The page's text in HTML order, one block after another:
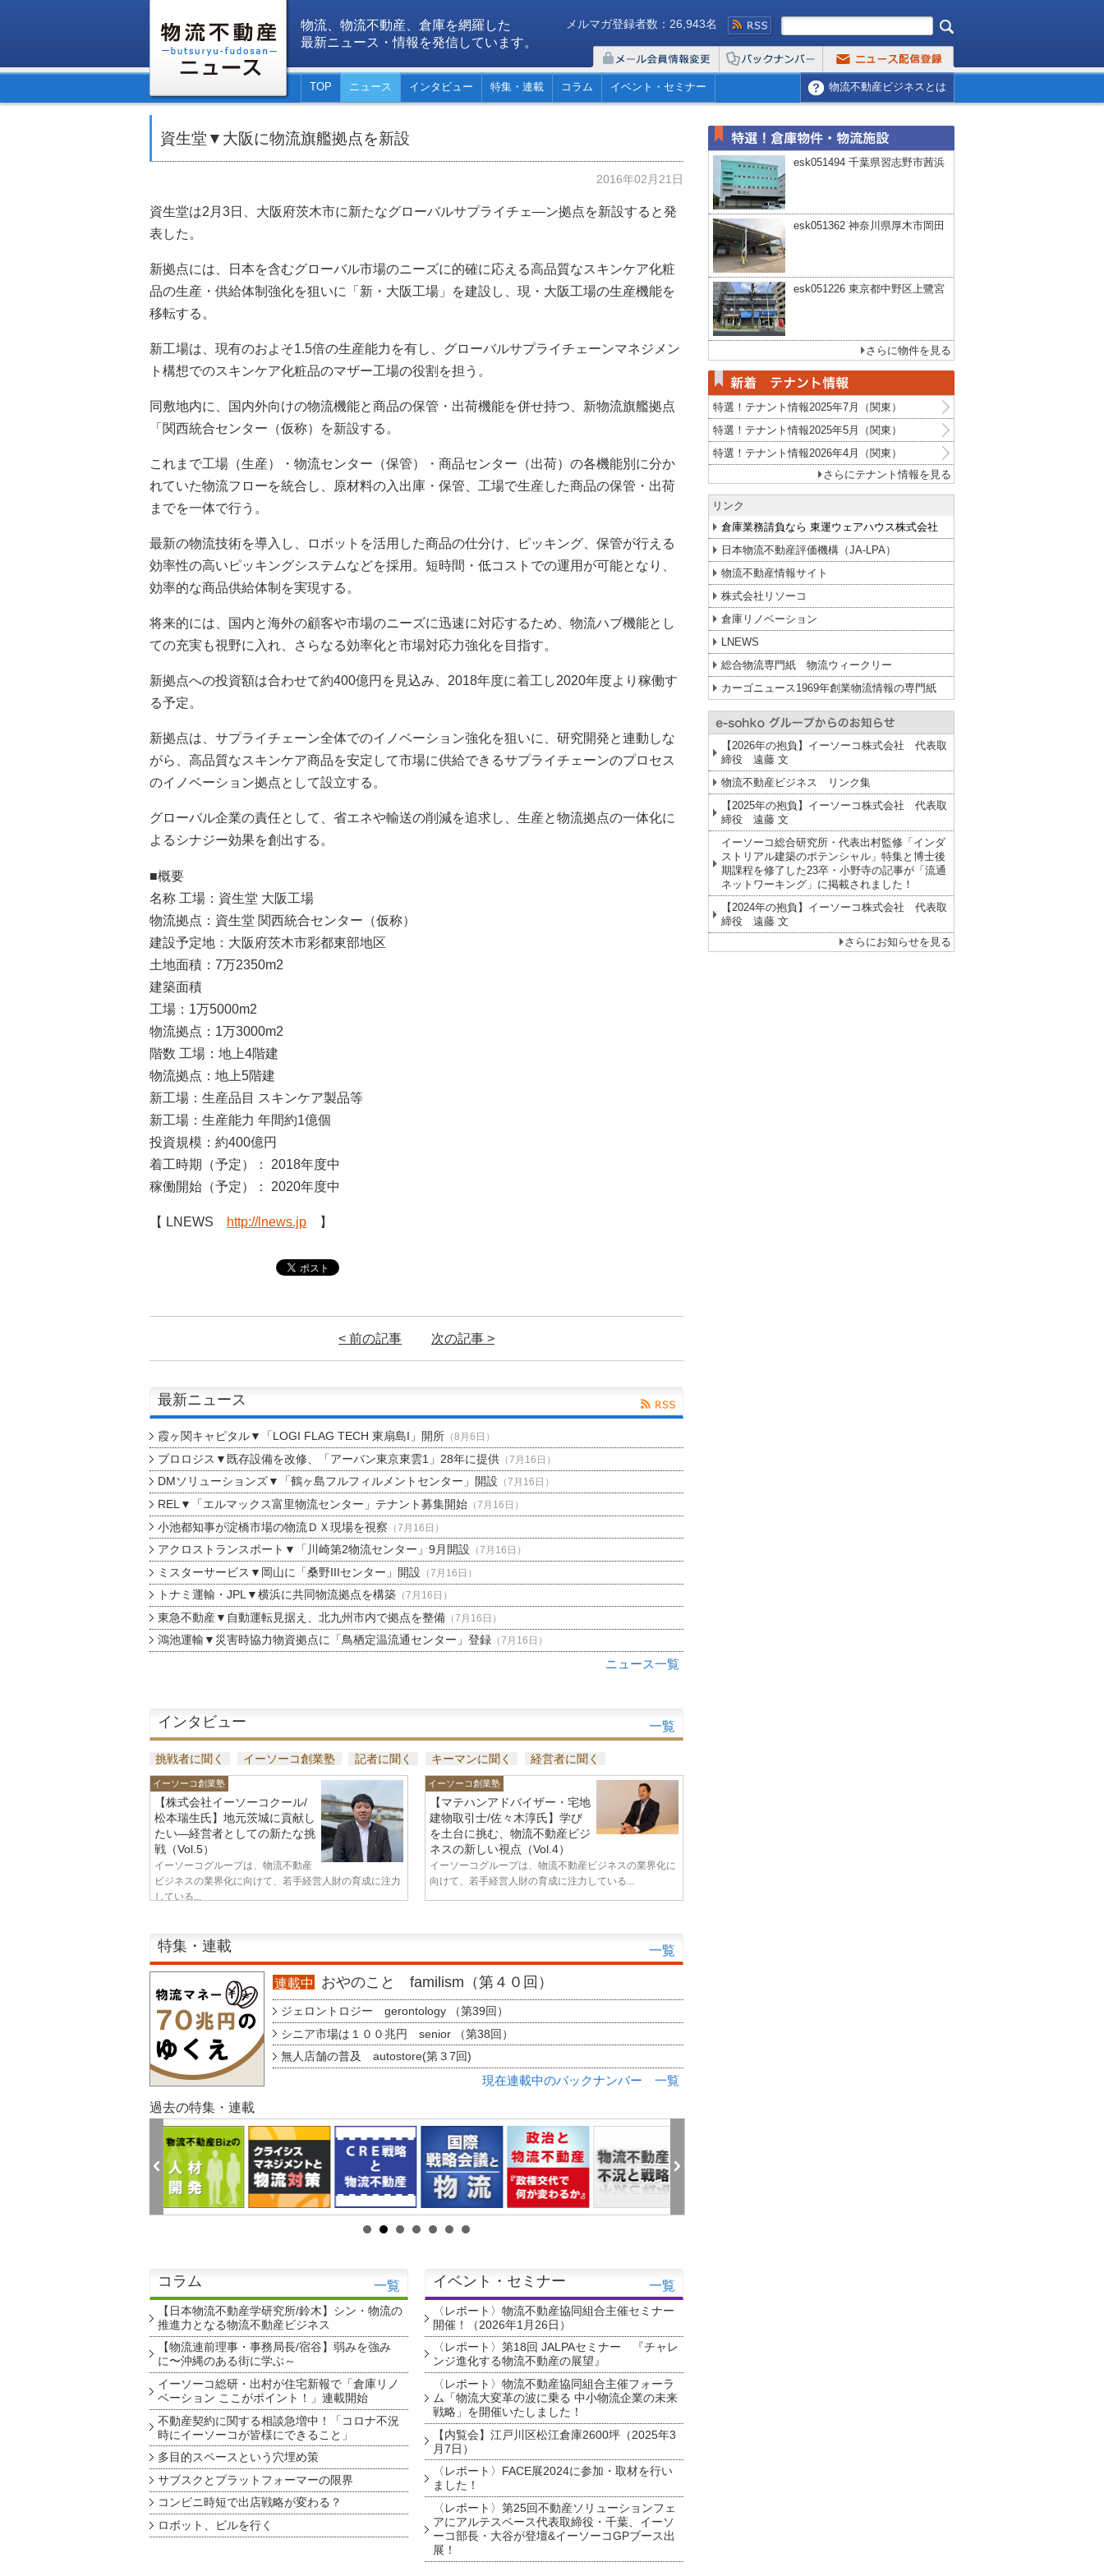
物流、物流不動産、倉庫を網羅した
最新ニュース・情報を発信しています。
メルマガ登録者数：26,943名
TOP ニュース インタビュー 特集・連載 コラム イベント・セミナー 物流不動産ビジネスとは
資生堂▼大阪に物流旗艦拠点を新設
2016年02月21日
資生堂は2月3日、大阪府茨木市に新たなグローバルサプライチェ―ン拠点を新設すると発
表した。
新拠点には、日本を含むグローバル市場のニーズに的確に応える高品質なスキンケア化粧
品の生産・供給体制強化を狙いに「新・大阪工場」を建設し、現・大阪工場の生産機能を
移転する。
新工場は、現有のおよそ1.5倍の生産能力を有し、グローバルサプライチェーンマネジメン
ト構想でのスキンケア化粧品のマザー工場の役割を担う。
同敷地内に、国内外向けの物流機能と商品の保管・出荷機能を併せ持つ、新物流旗艦拠点
「関西統合センター（仮称）を新設する。
これまで工場（生産）・物流センター（保管）・商品センター（出荷）の各機能別に分か
れていた物流フローを統合し、原材料の入出庫・保管、工場で生産した商品の保管・出荷
までを一体で行う。
最新の物流技術を導入し、ロボットを活用した商品の仕分け、ピッキング、保管が行える
効率性の高いピッキングシステムなどを採用。短時間・低コストでの運用が可能となり、
効率的な商品供給体制を実現する。
将来的には、国内と海外の顧客や市場のニーズに迅速に対応するため、物流ハブ機能とし
ての充実も視野に入れ、さらなる効率化と市場対応力強化を目指す。
新拠点への投資額は合わせて約400億円を見込み、2018年度に着工し2020年度より稼働す
る予定。
新拠点は、サプライチェーン全体でのイノベーション強化を狙いに、研究開発と連動しな
がら、高品質なスキンケア商品を安定して市場に供給できるサプライチェーンのプロセス
のイノベーション拠点として設立する。
グローバル企業の責任として、省エネや輸送の削減を追求し、生産と物流拠点の一体化に
よるシナジー効果を創出する。
■概要
名称 工場：資生堂 大阪工場
物流拠点：資生堂 関西統合センター（仮称）
建設予定地：大阪府茨木市彩都東部地区
土地面積：7万2350m2
建築面積
工場：1万5000m2
物流拠点：1万3000m2
階数 工場：地上4階建
物流拠点：地上5階建
新工場：生産品目 スキンケア製品等
新工場：生産能力 年間約1億個
投資規模：約400億円
着工時期（予定）： 2018年度中
稼働開始（予定）： 2020年度中
【 LNEWS http://lnews.jp 】
< 前の記事 次の記事 >
最新ニュース
霞ヶ関キャピタル▼「LOGI FLAG TECH 東扇島I」開所（8月6日）
プロロジス▼既存設備を改修、「アーバン東京東雲1」28年に提供（7月16日）
DMソリューションズ▼「鶴ヶ島フルフィルメントセンター」開設 （7月16日）
REL▼「エルマックス富里物流センター」テナント募集開始（7月16日）
小池都知事が淀橋市場の物流ＤＸ現場を視察 （7月16日）
アクロストランスポート▼「川崎第2物流センター」9月開設 （7月16日）
ミスターサービス▼岡山に「桑野IIIセンター」開設 （7月16日）
トナミ運輸・JPL▼横浜に共同物流拠点を構築（7月16日）
東急不動産▼自動運転見据え、北九州市内で拠点を整備（7月16日）
鴻池運輸▼災害時協力物資拠点に「鳥栖定温流通センター」登録（7月16日）
ニュース一覧
インタビュー 一覧
挑戦者に聞く イーソーコ創業塾 記者に聞く キーマンに聞く 経営者に聞く
イーソーコ創業塾
【株式会社イーソーコクール/
松本瑞生氏】地元茨城に貢献し
たい—経営者としての新たな挑
戦（Vol.5）
イーソーコグループは、物流不動産
ビジネスの業界化に向けて、若手経営人財の育成に注力
している...
イーソーコ創業塾
【マテハンアドバイザー・宅地
建物取引士/佐々木淳氏】学び
を土台に挑む、物流不動産ビジ
ネスの新しい視点（Vol.4）
イーソーコグループは、物流不動産ビジネスの業界化に
向けて、若手経営人財の育成に注力している...
特集・連載 一覧
連載中 おやのこと familism（第４０回）
ジェロントロジー gerontology （第39回）
シニア市場は１００兆円 senior （第38回）
無人店舗の普及 autostore(第３7回)
現在連載中のバックナンバー 一覧
過去の特集・連載
コラム 一覧
【日本物流不動産学研究所/鈴木】シン・物流の
推進力となる物流不動産ビジネス
【物流連前理事・事務局長/宿谷】弱みを強み
に〜沖縄のある街に学ぶ～
イーソーコ総研・出村が住宅新報で「倉庫リノ
ベーション ここがポイント！」連載開始
不動産契約に関する相談急増中！「コロナ不況
時にイーソーコが皆様にできること」
多目的スペースという穴埋め策
サブスクとプラットフォーマーの限界
コンビニ時短で出店戦略が変わる？
ロボット、ビルを行く
イベント・セミナー 一覧
〈レポート〉物流不動産協同組合主催セミナー
開催！（2026年1月26日）
〈レポート〉第18回 JALPAセミナー 『チャレ
ンジ進化する物流不動産の展望』
〈レポート〉物流不動産協同組合主催フォーラ
ム「物流大変革の波に乗る 中小物流企業の未来
戦略」を開催いたしました！
【内覧会】江戸川区松江倉庫2600坪（2025年3
月7日）
〈レポート〉FACE展2024に参加・取材を行い
ました！
〈レポート〉第25回不動産ソリューションフェ
アにアルテスペース代表取締役・千葉、イーソ
ーコ部長・大谷が登壇&イーソーコGPブース出
展！
esk051494 千葉県習志野市茜浜
esk051362 神奈川県厚木市岡田
esk051226 東京都中野区上鷺宮
さらに物件を見る
特選！テナント情報2025年7月（関東）
特選！テナント情報2025年5月（関東）
特選！テナント情報2026年4月（関東）
さらにテナント情報を見る
リンク
倉庫業務請負なら 東運ウェアハウス株式会社
日本物流不動産評価機構（JA-LPA）
物流不動産情報サイト
株式会社リソーコ
倉庫リノベーション
LNEWS
総合物流専門紙 物流ウィークリー
カーゴニュース1969年創業物流情報の専門紙
【2026年の抱負】イーソーコ株式会社 代表取
締役 遠藤 文
物流不動産ビジネス リンク集
【2025年の抱負】イーソーコ株式会社 代表取
締役 遠藤 文
イーソーコ総合研究所・代表出村監修「インダ
ストリアル建築のポテンシャル」特集と博士後
期課程を修了した23卒・小野寺の記事が「流通
ネットワーキング」に掲載されました！
【2024年の抱負】イーソーコ株式会社 代表取
締役 遠藤 文
さらにお知らせを見る